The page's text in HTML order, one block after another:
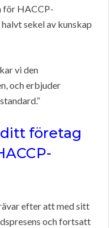
för HACCP-
sekel av kunskap
vi den
och erbjuder
företag
efter att med sitt
och fortsatt